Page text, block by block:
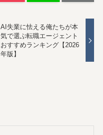
AI失業に怯える俺たちが本
気で選ぶ転職エージェント
おすすめランキング【2026
年版】